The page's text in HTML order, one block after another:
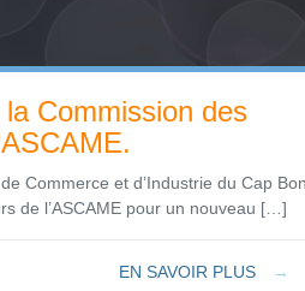
Commission des
Commerce et d’Industrie du Cap Bon
de l’ASCAME pour un nouveau […]
EN SAVOIR PLUS →